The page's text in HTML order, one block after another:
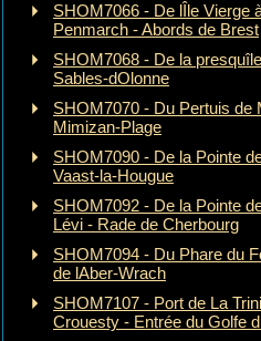
SHOM7066 - De lÎle Vierge
Penmarch - Abords de Brest
SHOM7068 - De la
Sables-dOlonne
SHOM7070 - Du Pertuis de
Mimizan-Plage
SHOM7090 - De la Pointe
Vaast-la-Hougue
SHOM7092 - De la Pointe
Lévi - Rade de Cherbourg
SHOM7094 - Du Phare du
de lAber-Wrach
SHOM7107 - Port de La
Crouesty - Entrée du Golfe